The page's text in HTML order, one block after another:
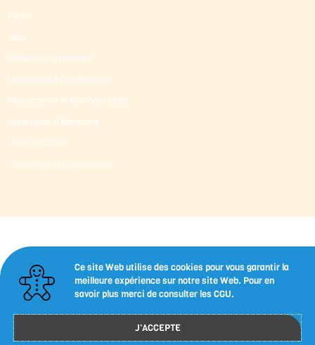
Packs
Tests
Moteurs de croissance
Formations & Certifications
Neuroscience et Neuroplasticité
Supervision & Mentoring
Livres d’occasion
Capsules-outils imprimables
Ce site Web utilise des cookies pour vous garantir la
meilleure expérience sur notre site Web. Pour en
savoir plus merci de consulter les CGU.
J'ACCEPTE